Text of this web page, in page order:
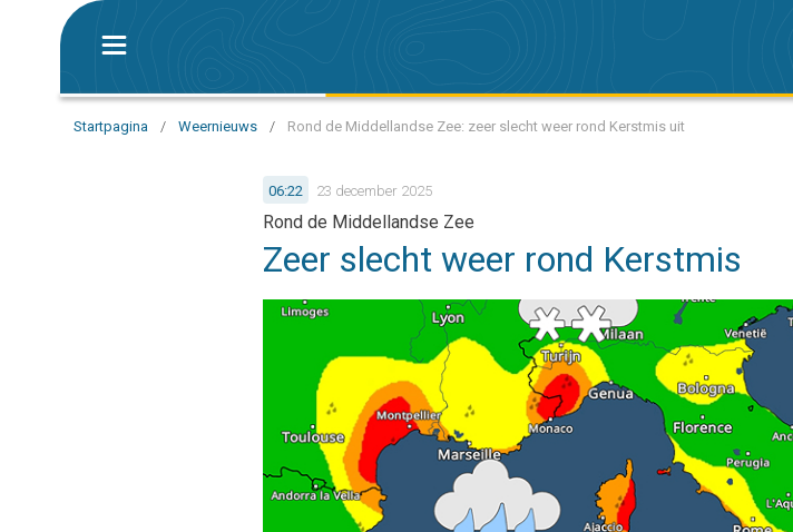
Startpagina / Weernieuws / Rond de Middellandse Zee: zeer slecht weer rond Kerstmis uit
06:22 23 december 2025
Rond de Middellandse Zee
Zeer slecht weer rond Kerstmis